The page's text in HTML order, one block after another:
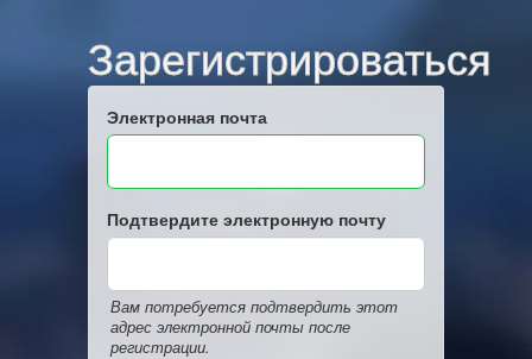
Зарегистрироваться
Электронная почта
Подтвердите электронную почту
Вам потребуется подтвердить этот
адрес электронной почты после
регистрации.